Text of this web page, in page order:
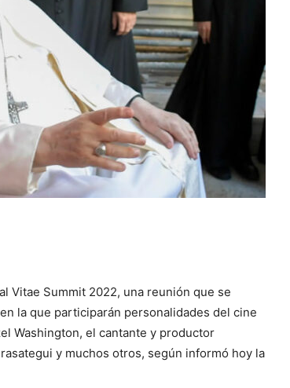
Vitae Summit 2022, una reunión que se
la que participarán personalidades del cine
Washington, el cantante y productor
y muchos otros, según informó hoy la